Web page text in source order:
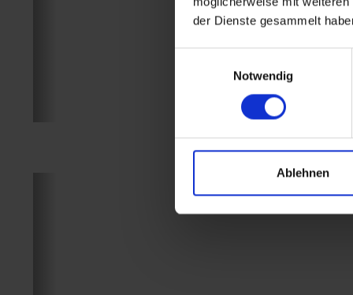
der Dienste gesammelt
Notwendig
Ablehnen